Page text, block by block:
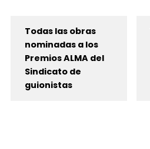
Todas las obras
nominadas a los
Premios ALMA del
Sindicato de
guionistas